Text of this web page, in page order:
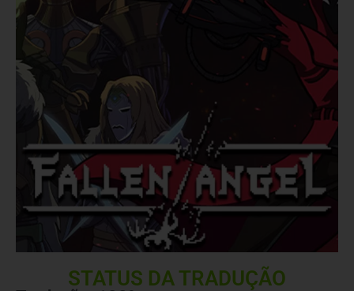
STATUS DA TRADUÇÃO